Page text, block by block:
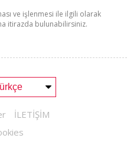
ve işlenmesi ile ilgili olarak
itirazda bulunabilirsiniz.
İLETİŞİM